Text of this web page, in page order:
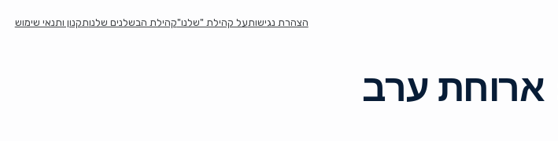
הצהרת נגישותעל קהילת "שלנו"קהילת הבשלנים שלנותקנון ותנאי שימוש
ארוחת ערב